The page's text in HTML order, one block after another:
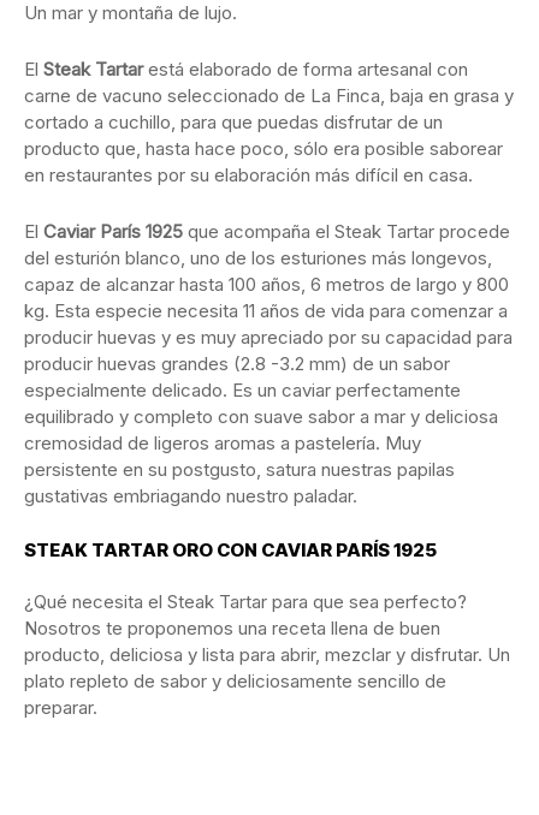
Un mar y montaña de lujo.
El Steak Tartarestá elaborado de forma artesanal con
carne de vacuno seleccionado de La Finca, baja en grasa y
cortado a cuchillo, para que puedas disfrutar de un
producto que, hasta hace poco, sólo era posible saborear
en restaurantes por su elaboración más difícil en casa.
El Caviar París 1925 que acompaña el Steak Tartar procede
del esturión blanco, uno de los esturiones más longevos,
capaz de alcanzar hasta 100 años, 6 metros de largo y 800
kg. Esta especie necesita 11 años de vida para comenzar a
producir huevas y es muy apreciado por su capacidad para
producir huevas grandes (2.8 -3.2 mm) de un sabor
especialmente delicado. Es un caviar perfectamente
equilibrado y completo con suave sabor a mar y deliciosa
cremosidad de ligeros aromas a pastelería. Muy
persistente en su postgusto, satura nuestras papilas
gustativas embriagando nuestro paladar.
STEAK TARTAR ORO CON CAVIAR PARÍS 1925
¿Qué necesita el Steak Tartar para que sea perfecto?
Nosotros te proponemos una receta llena de buen
producto, deliciosa y lista para abrir, mezclar y disfrutar. Un
plato repleto de sabor y deliciosamente sencillo de
preparar.